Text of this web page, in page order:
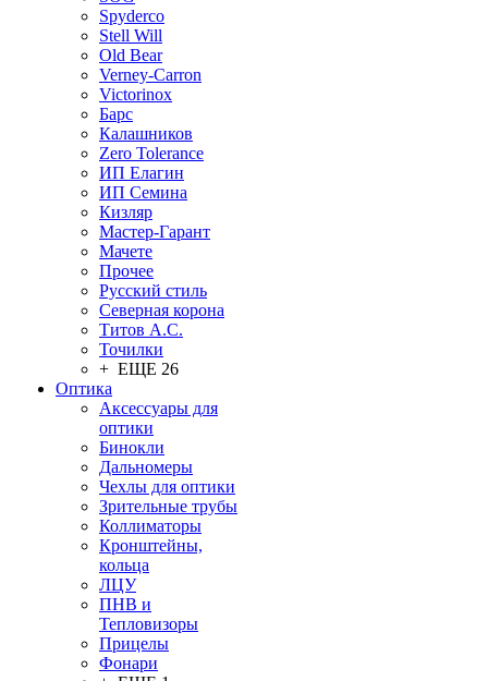
Spyderco
Stell Will
Old Bear
Verney-Carron
Victorinox
Барс
Калашников
Zero Tolerance
ИП Елагин
ИП Семина
Кизляр
Мастер-Гарант
Мачете
Прочее
Русский стиль
Северная корона
Титов А.С.
Точилки
+ ЕЩЕ 26
Оптика
Аксессуары для
оптики
Бинокли
Дальномеры
Чехлы для оптики
Зрительные трубы
Коллиматоры
Кронштейны,
кольца
ЛЦУ
ПНВ и
Тепловизоры
Прицелы
Фонари